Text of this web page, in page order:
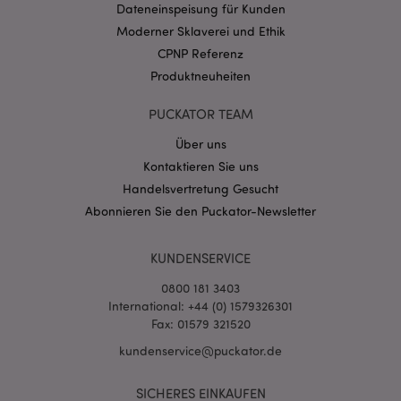
Dateneinspeisung für Kunden
Moderner Sklaverei und Ethik
CPNP Referenz
Produktneuheiten
PUCKATOR TEAM
Über uns
Kontaktieren Sie uns
Handelsvertretung Gesucht
Abonnieren Sie den Puckator-Newsletter
KUNDENSERVICE
0800 181 3403
International: +44 (0) 1579326301
Fax: 01579 321520
kundenservice@puckator.de
SICHERES EINKAUFEN
CookieScriptConsent
CookieScript
.puckator.de
mage-cache-storage-section-